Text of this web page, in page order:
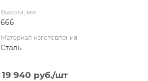
Высота, мм
666
Материал изготовления
Сталь
19 940 руб./шт